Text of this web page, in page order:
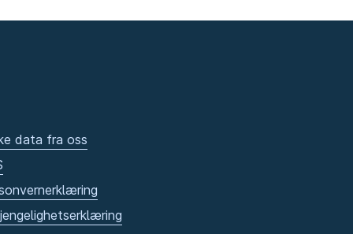
data fra oss